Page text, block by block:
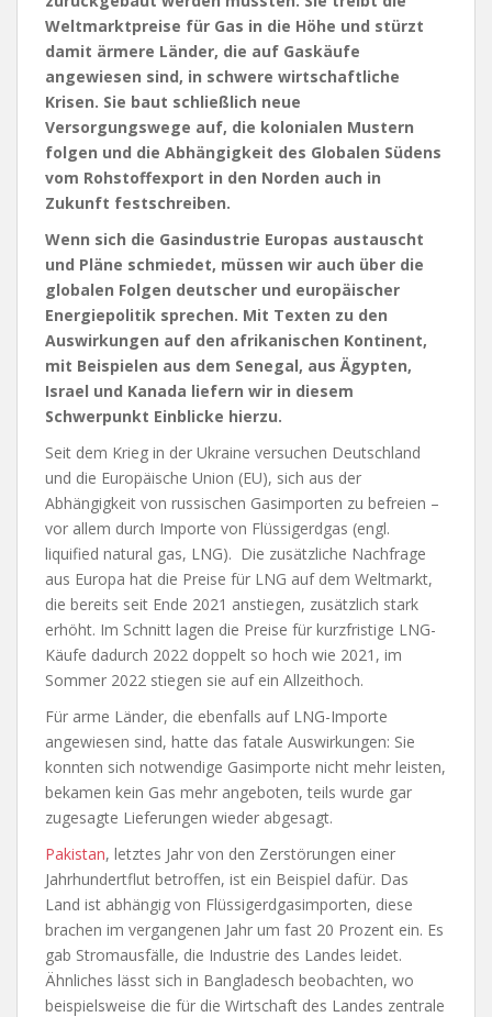
Weltmarktpreise für Gas in die Höhe und stürzt
damit ärmere Länder, die auf Gaskäufe
angewiesen sind, in schwere wirtschaftliche
Krisen. Sie baut schließlich neue
Versorgungswege auf, die kolonialen Mustern
folgen und die Abhängigkeit des Globalen Südens
vom Rohstoffexport in den Norden auch in
Zukunft festschreiben.
Wenn sich die Gasindustrie Europas austauscht
und Pläne schmiedet, müssen wir auch über die
globalen Folgen deutscher und europäischer
Energiepolitik sprechen. Mit Texten zu den
Auswirkungen auf den afrikanischen Kontinent,
mit Beispielen aus dem Senegal, aus Ägypten,
Israel und Kanada liefern wir in diesem
Schwerpunkt Einblicke hierzu.
Seit dem Krieg in der Ukraine versuchen Deutschland
und die Europäische Union (EU), sich aus der
Abhängigkeit von russischen Gasimporten zu befreien –
vor allem durch Importe von Flüssigerdgas (engl.
liquified natural gas, LNG). Die zusätzliche Nachfrage
aus Europa hat die Preise für LNG auf dem Weltmarkt,
die bereits seit Ende 2021 anstiegen, zusätzlich stark
erhöht. Im Schnitt lagen die Preise für kurzfristige LNG-
Käufe dadurch 2022 doppelt so hoch wie 2021, im
Sommer 2022 stiegen sie auf ein Allzeithoch.
Für arme Länder, die ebenfalls auf LNG-Importe
angewiesen sind, hatte das fatale Auswirkungen: Sie
konnten sich notwendige Gasimporte nicht mehr leisten,
bekamen kein Gas mehr angeboten, teils wurde gar
zugesagte Lieferungen wieder abgesagt.
Pakistan, letztes Jahr von den Zerstörungen einer
Jahrhundertflut betroffen, ist ein Beispiel dafür. Das
Land ist abhängig von Flüssigerdgasimporten, diese
brachen im vergangenen Jahr um fast 20 Prozent ein. Es
gab Stromausfälle, die Industrie des Landes leidet.
Ähnliches lässt sich in Bangladesch beobachten, wo
beispielsweise die für die Wirtschaft des Landes zentrale